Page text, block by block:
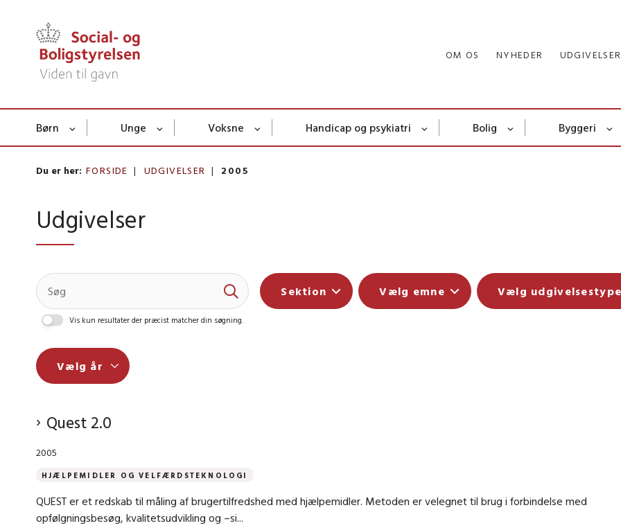
OM OS NYHEDER UDGIVELSER
Børn Unge Voksne Handicap og psykiatri Bolig Byggeri
Du er her: FORSIDE UDGIVELSER 2005
Udgivelser
Vis kun resultater der præcist matcher din søgning.
Sektion Vælg emne Vælg udgivelsestype
Quest 2.0
2005
HJÆLPEMIDLER OG VELFÆRDSTEKNOLOGI
QUEST er et redskab til måling af brugertilfredshed med hjælpemidler. Metoden er velegnet til brug i forbindelse med
opfølgningsbesøg, kvalitetsudvikling og –si...